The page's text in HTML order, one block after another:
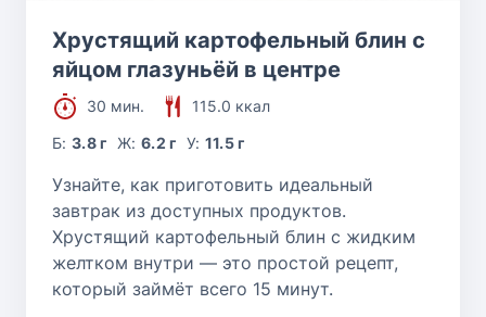
Хрустящий картофельный блин с
яйцом глазуньёй в центре
30 мин.
115.0 ккал
Б:3.8 г Ж: 6.2 г У: 11.5 г
Узнайте, как приготовить идеальный
завтрак из доступных продуктов.
Хрустящий картофельный блин с жидким
желтком внутри — это простой рецепт,
который займёт всего 15 минут.